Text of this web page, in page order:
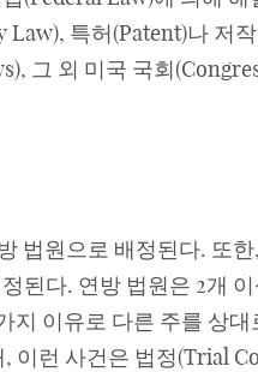
특허(Patent)나 저
그 외 미국 국회
법원으로 배정된다. 또
된다. 연방 법원은 2개
이유로 다른 주를 상
이런 사건은 법정(Trial